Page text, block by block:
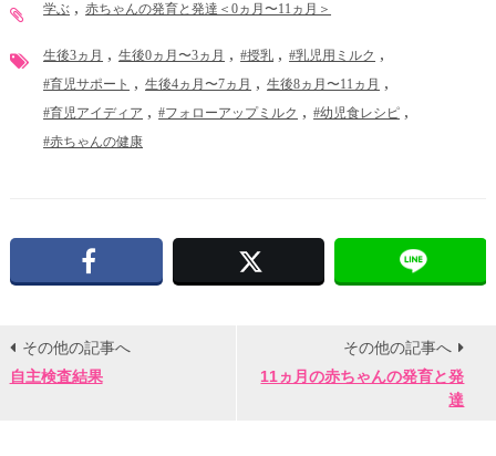
学ぶ 赤ちゃんの発育と発達＜0ヵ月〜11ヵ月＞
生後3ヵ月 生後0ヵ月〜3ヵ月 #授乳 #乳児用ミルク
#育児サポート 生後4ヵ月〜7ヵ月 生後8ヵ月〜11ヵ月
#育児アイディア #フォローアップミルク #幼児食レシピ
#赤ちゃんの健康
その他の記事へ
自主検査結果
その他の記事へ
11ヵ月の赤ちゃんの発育と発
達